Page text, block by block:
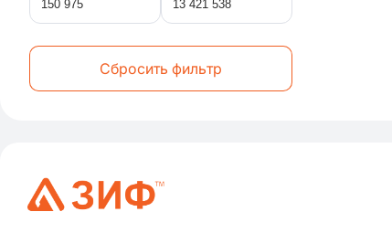
Сбросить фильтр